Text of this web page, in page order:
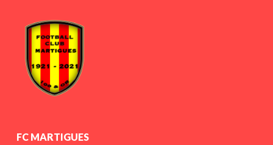
FC MARTIGUES